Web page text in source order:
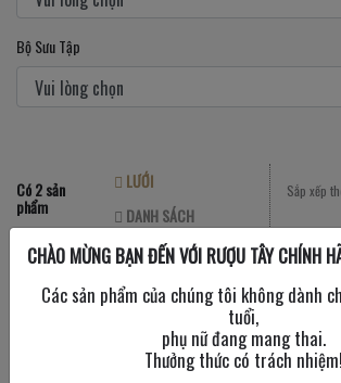
Bộ Sưu Tập
Có 2 sản
phẩm
LƯỚI
DANH SÁCH
Sắp xếp
CHÀO MỪNG BẠN ĐẾN VỚI RƯỢU TÂY CHÍNH
Các sản phẩm của chúng tôi không dành
tuổi,
phụ nữ đang mang thai.
Thưởng thức có trách nhiệm!